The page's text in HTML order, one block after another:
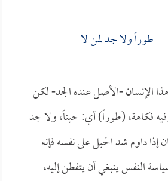
طوراً ولا جد لمن لا
الإنسان -الأصل عنده الجد- لكن
فكاهة، (طوراً) أي: حيناً، ولا جد
إذا داوم شد الحبل على نفسه فإنه
النفس ينبغي أن يتفطن إليه،